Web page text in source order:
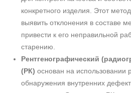
конкретного изделия. Этот
выявить отклонения в составе
привести к его неправильной
старению.
Рентгенографический
(РК) основан на использовании
обнаружения внутренних